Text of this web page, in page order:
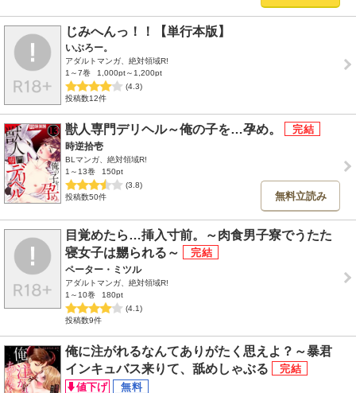
じみへんっ！！【単行本版】
いぶろー。
アダルトマンガ、絶対領域R!
1～7巻
1,000pt～1,200pt
(4.3)
投稿数12件
獣人専門デリヘル～俺の子を…孕め。
時逆拾壱
BLマンガ、絶対領域R!
1～13巻
150pt
(3.8)
投稿数50件
無料立読み
目覚めたら…挿入寸前。～肉食男子寮でうたた
寝女子は嬲られる～
ペーター・ミツル
アダルトマンガ、絶対領域R!
1～10巻
180pt
(4.1)
投稿数9件
俺に注がれるなんてありがたく思えよ？～暴君
インキュバス来りて、舐めしゃぶる